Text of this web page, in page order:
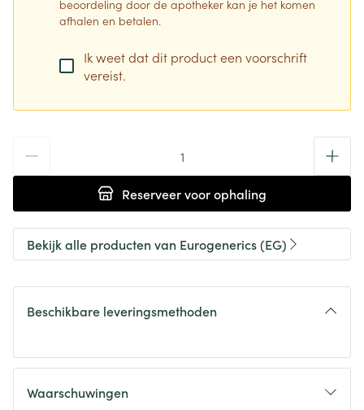
beoordeling door de apotheker kan je het komen
afhalen en betalen.
Ik weet dat dit product een voorschrift
vereist.
Reserveervoor ophaling
Bekijk alle producten van Eurogenerics (EG)
Beschikbare leveringsmethoden
Waarschuwingen